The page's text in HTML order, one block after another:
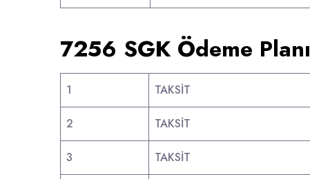
7256 SGK Ödeme Planı
1 TAKSİT
2 TAKSİT
3 TAKSİT